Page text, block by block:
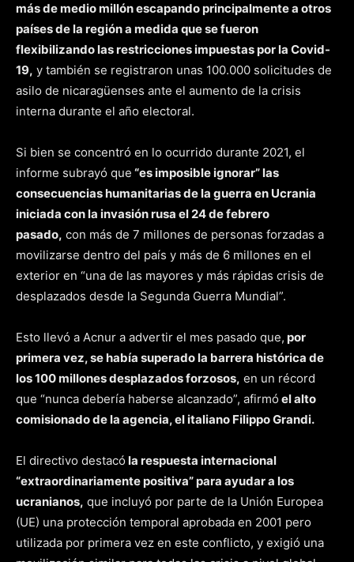
más de medio millón escapando principalmente a otros
países de la región a medida que se fueron
flexibilizando las restricciones impuestas por la Covid-
19, y también se registraron unas 100.000 solicitudes de
asilo de nicaragüenses ante el aumento de la crisis
interna durante el año electoral.
Si bien se concentró en lo ocurrido durante 2021, el
informe subrayó que “es imposible ignorar” las
consecuencias humanitarias de la guerra en Ucrania
iniciada con la invasión rusa el 24 de febrero
pasado, con más de 7 millones de personas forzadas a
movilizarse dentro del país y más de 6 millones en el
exterior en “una de las mayores y más rápidas crisis de
desplazados desde la Segunda Guerra Mundial”.
Esto llevó a Acnur a advertir el mes pasado que, por
primera vez, se había superado la barrera histórica de
los 100 millones desplazados forzosos, en un récord
que “nunca debería haberse alcanzado”, afirmó el alto
comisionado de la agencia, el italiano Filippo Grandi.
El directivo destacó la respuesta internacional
“extraordinariamente positiva” para ayudar a los
ucranianos, que incluyó por parte de la Unión Europea
(UE) una protección temporal aprobada en 2001 pero
utilizada por primera vez en este conflicto, y exigió una